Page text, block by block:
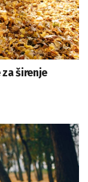
širenje